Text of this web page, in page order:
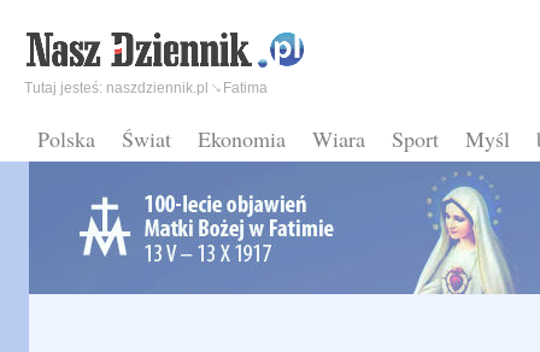
Polska Świat Ekonomia Wiara Sport Myśl
Tutaj jesteś: naszdziennik.pl Fatima